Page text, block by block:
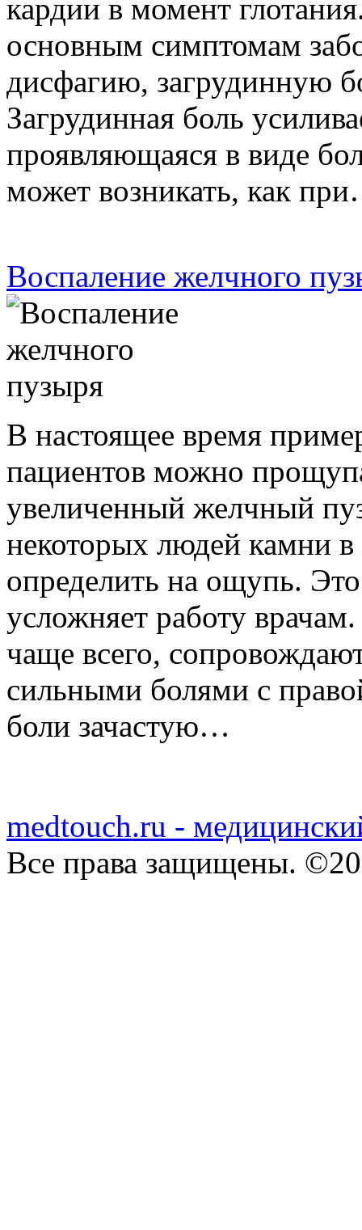
кардии в момент
основным симптомам
дисфагию, загрудинную
Загрудинная боль
проявляющаяся в виде
может возникать, как
Воспаление желчного
В настоящее время
пациентов можно
увеличенный желчный
некоторых людей камни
определить на ощупь.
усложняет работу
чаще всего,
сильными болями с
боли зачастую…
medtouch.ru -
Все права защищены.